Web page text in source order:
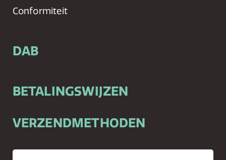
Conformiteit
DAB
BETALINGSWIJZEN
VERZENDMETHODEN